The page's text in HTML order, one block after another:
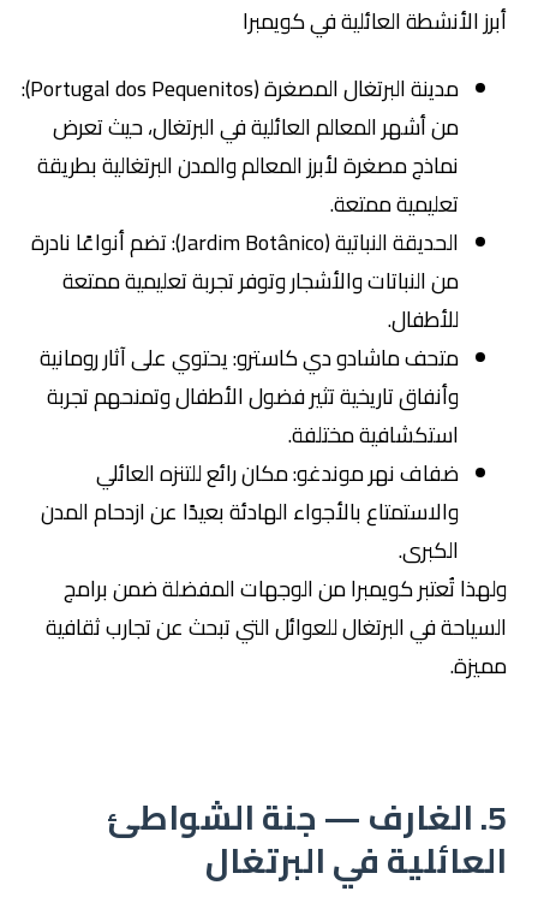
أبرز الأنشطة العائلية في كويمبرا
مدينة البرتغال المصغرة (Portugal dos Pequenitos):
من أشهر المعالم العائلية في البرتغال، حيث تعرض
نماذج مصغرة لأبرز المعالم والمدن البرتغالية بطريقة
تعليمية ممتعة.
الحديقة النباتية (Jardim Botânico): تضم أنواعًا نادرة
من النباتات والأشجار وتوفر تجربة تعليمية ممتعة
للأطفال.
متحف ماشادو دي كاسترو: يحتوي على آثار رومانية
وأنفاق تاريخية تثير فضول الأطفال وتمنحهم تجربة
استكشافية مختلفة.
ضفاف نهر موندغو: مكان رائع للتنزه العائلي
والاستمتاع بالأجواء الهادئة بعيدًا عن ازدحام المدن
الكبرى.
ولهذا تُعتبر كويمبرا من الوجهات المفضلة ضمن برامج
السياحة في البرتغال للعوائل التي تبحث عن تجارب ثقافية
مميزة.
5. الغارف — جنة الشواطئ
العائلية في البرتغال